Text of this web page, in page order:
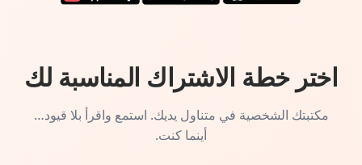
اختر خطة الاشتراك المناسبة لك
مكتبتك الشخصية في متناول يديك. استمع واقرأ بلا قيود…
أينما كنت.